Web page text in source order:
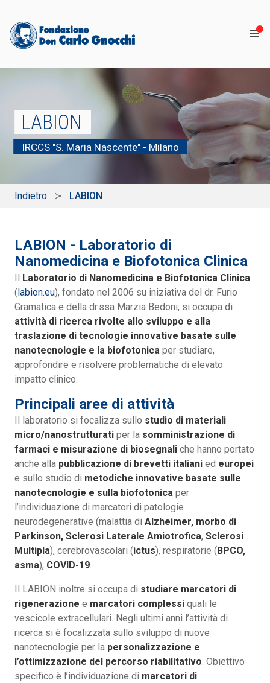
LABION
IRCCS "S. Maria Nascente" - Milano
Indietro LABION
LABION - Laboratorio di
Nanomedicina e Biofotonica Clinica
Il Laboratorio di Nanomedicina e Biofotonica Clinica
(labion.eu), fondato nel 2006 su iniziativa del dr. Furio
Gramatica e della dr.ssa Marzia Bedoni, si occupa di
attività di ricerca rivolte allo sviluppo e alla
traslazione di tecnologie innovative basate sulle
nanotecnologie e la biofotonica per studiare,
approfondire e risolvere problematiche di elevato
impatto clinico.
Principali aree di attività
Il laboratorio si focalizza sullo studio di materiali
micro/nanostrutturati per la somministrazione di
farmaci e misurazione di biosegnali che hanno portato
anche alla pubblicazione di brevetti italiani ed europei
e sullo studio di metodiche innovative basate sulle
nanotecnologie e sulla biofotonica per
l’individuazione di marcatori di patologie
neurodegenerative (malattia di Alzheimer, morbo di
Parkinson, Sclerosi Laterale Amiotrofica, Sclerosi
Multipla), cerebrovascolari (ictus), respiratorie ( BPCO,
asma), COVID-19.
Il LABION inoltre si occupa di studiare marcatori di
rigenerazione e marcatori complessi quali le
vescicole extracellulari. Negli ultimi anni l’attività di
ricerca si è focalizzata sullo sviluppo di nuove
nanotecnologie per la personalizzazione e
l’ottimizzazione del percorso riabilitativo. Obiettivo
specifico è l’individuazione di marcatori di